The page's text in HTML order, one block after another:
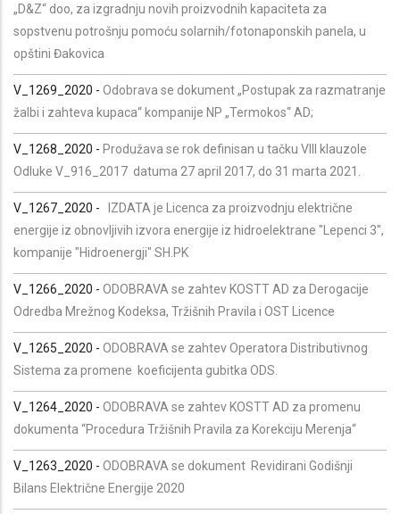
„D&Z“ doo, za izgradnju novih proizvodnih kapaciteta za
sopstvenu potrošnju pomoću solarnih/fotonaponskih panela, u
opštini Đakovica
V_1269_2020 - Odobrava se dokument „Postupak za razmatranje
žalbi i zahteva kupaca“ kompanije NP „Termokos“ AD;
V_1268_2020 - Produžava se rok definisan u tačku VIII klauzole
Odluke V_916_2017 datuma 27 april 2017, do 31 marta 2021.
V_1267_2020 - IZDATA je Licenca za proizvodnju električne
energije iz obnovljivih izvora energije iz hidroelektrane "Lepenci 3",
kompanije "Hidroenergji" SH.PK
V_1266_2020 - ODOBRAVA se zahtev KOSTT AD za Derogacije
Odredba Mrežnog Kodeksa, Tržišnih Pravila i OST Licence
V_1265_2020 - ODOBRAVA se zahtev Operatora Distributivnog
Sistema za promene koeficijenta gubitka ODS.
V_1264_2020 - ODOBRAVA se zahtev KOSTT AD za promenu
dokumenta “Procedura Tržišnih Pravila za Korekciju Merenja“
V_1263_2020 - ODOBRAVA se dokument Revidirani Godišnji
Bilans Električne Energije 2020